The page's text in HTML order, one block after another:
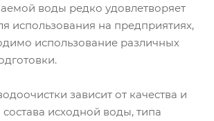
воды редко удовлетворяет
использования на предприятиях,
использование различных
зависит от качества и
исходной воды, типа